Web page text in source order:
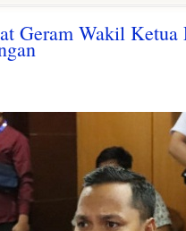
Geram Wakil Ketua